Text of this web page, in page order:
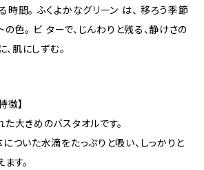
間。 ふくよかなグリーン は、 移ろう季節
の色。 ビ ターで、じんわりと残る、静けさの
肌にしずむ。
徴】
大きめのバスタオルです。
ついた水滴をたっぷりと吸い、しっかりと
す。